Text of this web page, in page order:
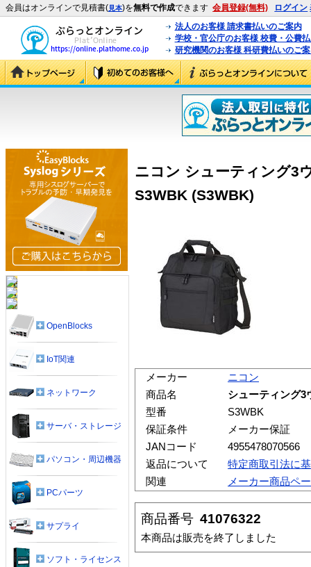
会員はオンラインで見積書(見本)を無料で作成できます 会員登録(無料) ログイン
法人のお客様 請求書払いのご案内
学校・官公庁のお客様 校費・公費
研究機関のお客様 科研費払いのご
ニコン シューティング3
S3WBK (S3WBK)
メーカー
ニコン
商品名
シューティング3
型番
S3WBK
保証条件
メーカー保証
JANコード
4955478070566
返品について
特定商取引法に
関連
メーカー商品ペ
商品番号 41076322
本商品は販売を終了しました
OpenBlocks
IoT関連
ネットワーク
サーバ・ストレージ
パソコン・周辺機器
PCパーツ
サプライ
ソフト・ライセンス